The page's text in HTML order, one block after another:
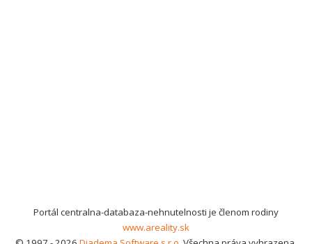
Portál centralna-databaza-nehnutelnosti je členom rodiny
www.areality.sk